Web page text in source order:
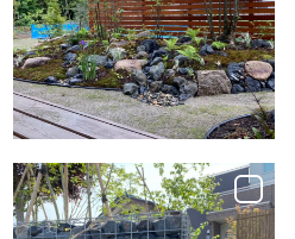
デッキから眺める
雑木の庭 新潟市
Garden Works